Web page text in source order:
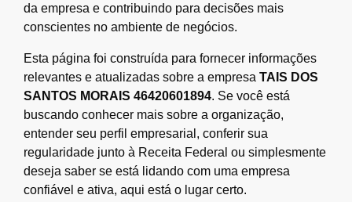
da empresa e contribuindo para decisões mais
conscientes no ambiente de negócios.
Esta página foi construída para fornecer informações
relevantes e atualizadas sobre a empresa TAIS DOS
SANTOS MORAIS 46420601894. Se você está
buscando conhecer mais sobre a organização,
entender seu perfil empresarial, conferir sua
regularidade junto à Receita Federal ou simplesmente
deseja saber se está lidando com uma empresa
confiável e ativa, aqui está o lugar certo.